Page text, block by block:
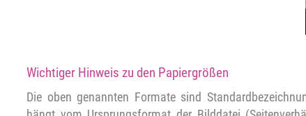
Wichtiger Hinweis zu den Papiergrößen
Die oben genannten Formate sind